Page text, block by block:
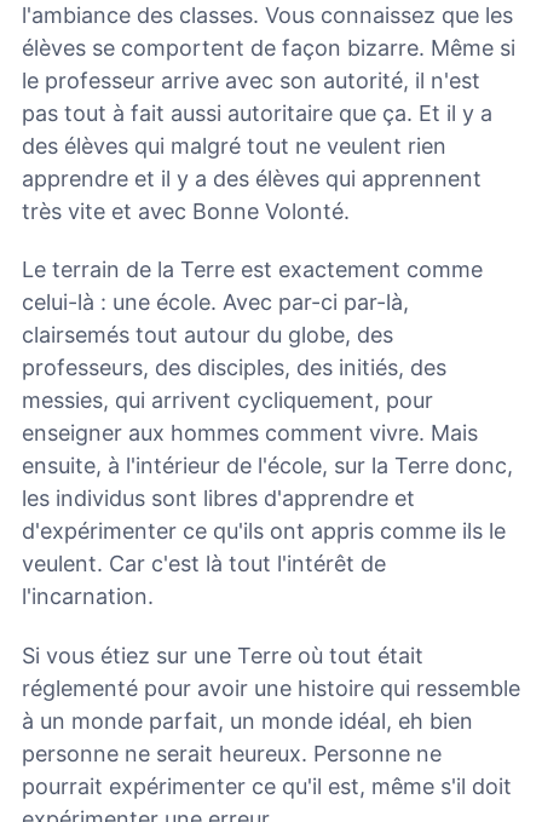
l'ambiance des classes. Vous connaissez que les
élèves se comportent de façon bizarre. Même si
le professeur arrive avec son autorité, il n'est
pas tout à fait aussi autoritaire que ça. Et il y a
des élèves qui malgré tout ne veulent rien
apprendre et il y a des élèves qui apprennent
très vite et avec Bonne Volonté.
Le terrain de la Terre est exactement comme
celui-là : une école. Avec par-ci par-là,
clairsemés tout autour du globe, des
professeurs, des disciples, des initiés, des
messies, qui arrivent cycliquement, pour
enseigner aux hommes comment vivre. Mais
ensuite, à l'intérieur de l'école, sur la Terre donc,
les individus sont libres d'apprendre et
d'expérimenter ce qu'ils ont appris comme ils le
veulent. Car c'est là tout l'intérêt de
l'incarnation.
Si vous étiez sur une Terre où tout était
réglementé pour avoir une histoire qui ressemble
à un monde parfait, un monde idéal, eh bien
personne ne serait heureux. Personne ne
pourrait expérimenter ce qu'il est, même s'il doit